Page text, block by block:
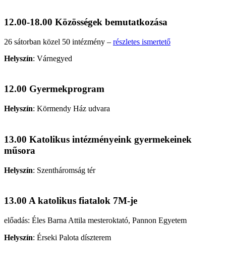
12.00-18.00 Közösségek bemutatkozása
26 sátorban közel 50 intézmény – részletes ismertető
Helyszín: Várnegyed
12.00 Gyermekprogram
Helyszín: Körmendy Ház udvara
13.00 Katolikus intézményeink gyermekeinek
műsora
Helyszín: Szentháromság tér
13.00 A katolikus fiatalok 7M-je
előadás: Éles Barna Attila mesteroktató, Pannon Egyetem
Helyszín: Érseki Palota díszterem